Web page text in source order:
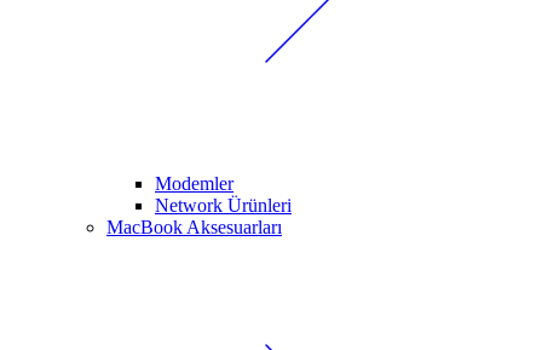
Modemler
Network Ürünleri
MacBook Aksesuarları